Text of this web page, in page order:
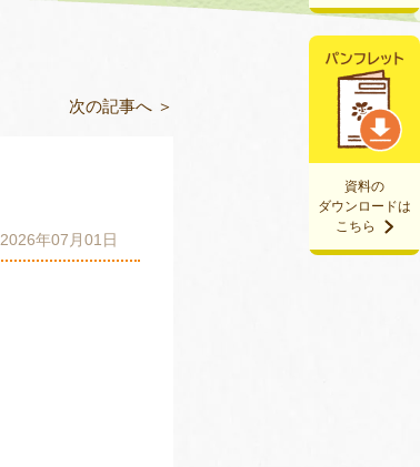
資料の
ダウンロードは
こちら
次の記事へ ＞
2026年07月01日